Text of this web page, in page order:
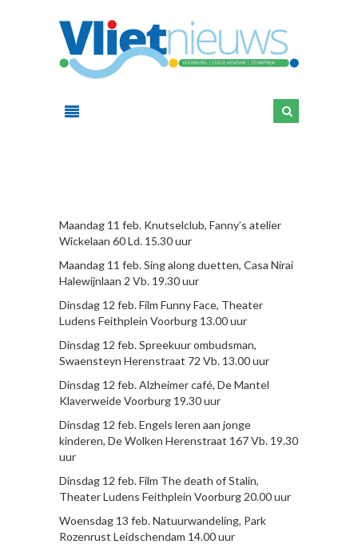
Maandag 11 feb. Knutselclub, Fanny’s atelier
Wickelaan 60 Ld. 15.30 uur
Maandag 11 feb. Sing along duetten, Casa Nirai
Halewijnlaan 2 Vb. 19.30 uur
Dinsdag 12 feb. Film Funny Face, Theater
Ludens Feithplein Voorburg 13.00 uur
Dinsdag 12 feb. Spreekuur ombudsman,
Swaensteyn Herenstraat 72 Vb. 13.00 uur
Dinsdag 12 feb. Alzheimer café, De Mantel
Klaverweide Voorburg 19.30 uur
Dinsdag 12 feb. Engels leren aan jonge
kinderen, De Wolken Herenstraat 167 Vb. 19.30
uur
Dinsdag 12 feb. Film The death of Stalin,
Theater Ludens Feithplein Voorburg 20.00 uur
Woensdag 13 feb. Natuurwandeling, Park
Rozenrust Leidschendam 14.00 uur